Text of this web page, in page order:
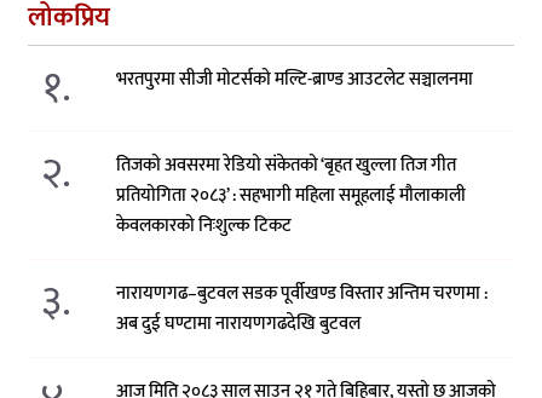
लोकप्रिय
१. भरतपुरमा सीजी मोटर्सको मल्टि-ब्राण्ड आउटलेट सञ्चालनमा
२.
तिजको अवसरमा रेडियो संकेतको ‘बृहत खुल्ला तिज गीत
प्रतियोगिता २०८३’ : सहभागी महिला समूहलाई मौलाकाली
केवलकारको निःशुल्क टिकट
३.
नारायणगढ–बुटवल सडक पूर्वीखण्ड विस्तार अन्तिम चरणमा :
अब दुई घण्टामा नारायणगढदेखि बुटवल
आज मिति २०८३ साल साउन २१ गते बिहिबार, यस्तो छ आजको